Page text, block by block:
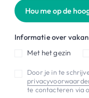
Hou me op de
Informatie over
Met het gezin
Door je in te
te contacteren via